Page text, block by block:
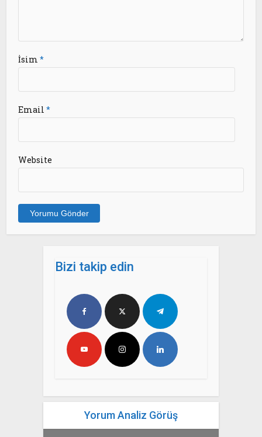
İsim*
Email*
Website
Bizi takip edin
Yorum Analiz Görüş